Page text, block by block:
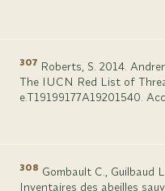
307 Roberts, S. 2014.
The IUCN Red List of
e.T19199177A19201540.
308 Gombault C., Guilbaud
Inventaires des abeilles